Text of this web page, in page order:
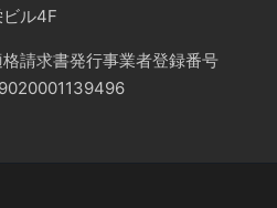
ル4F
格請求書発行事業者登録番号